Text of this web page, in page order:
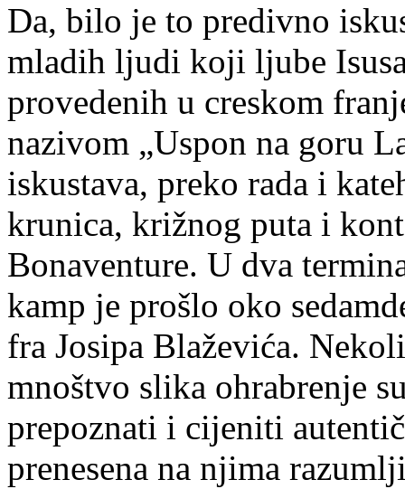
Da, bilo je to predivno
mladih ljudi koji ljube
provedenih u creskom
nazivom „Uspon na goru
iskustava, preko rada i
krunica, križnog puta i
Bonaventure. U dva
kamp je prošlo oko
fra Josipa Blaževića.
mnoštvo slika ohrabrenje
prepoznati i cijeniti
prenesena na njima